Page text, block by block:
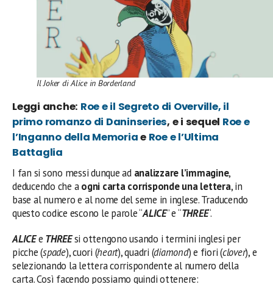
Il Joker di Alice in Borderland
Leggi anche: Roe e il Segreto di Overville, il
primo romanzo di Daninseries, e i sequel Roe e
l’Inganno della Memoriae Roe e l’Ultima
Battaglia
I fan si sono messi dunque adanalizzare l’immagine,
deducendo che aogni carta corrisponde una lettera, in
base al numero e al nome del seme in inglese. Traducendo
questo codice escono le parole “ALICE” e “THREE“.
ALICEe THREEsi ottengono usando i termini inglesi per
picche (spade), cuori (heart), quadri (diamond) e fiori (clover), e
selezionando la lettera corrispondente al numero della
carta. Così facendo possiamo quindi ottenere: